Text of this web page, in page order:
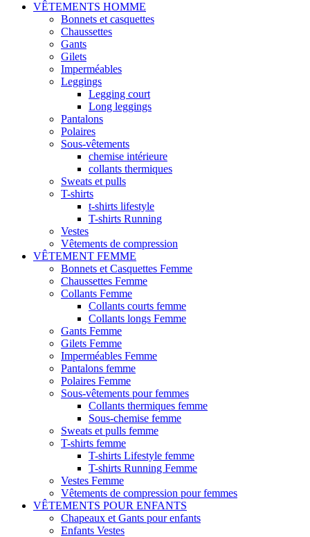
VÊTEMENTS HOMME
Bonnets et casquettes
Chaussettes
Gants
Gilets
Imperméables
Leggings
Legging court
Long leggings
Pantalons
Polaires
Sous-vêtements
chemise intérieure
collants thermiques
Sweats et pulls
T-shirts
t-shirts lifestyle
T-shirts Running
Vestes
Vêtements de compression
VÊTEMENT FEMME
Bonnets et Casquettes Femme
Chaussettes Femme
Collants Femme
Collants courts femme
Collants longs Femme
Gants Femme
Gilets Femme
Imperméables Femme
Pantalons femme
Polaires Femme
Sous-vêtements pour femmes
Collants thermiques femme
Sous-chemise femme
Sweats et pulls femme
T-shirts femme
T-shirts Lifestyle femme
T-shirts Running Femme
Vestes Femme
Vêtements de compression pour femmes
VÊTEMENTS POUR ENFANTS
Chapeaux et Gants pour enfants
Enfants Vestes